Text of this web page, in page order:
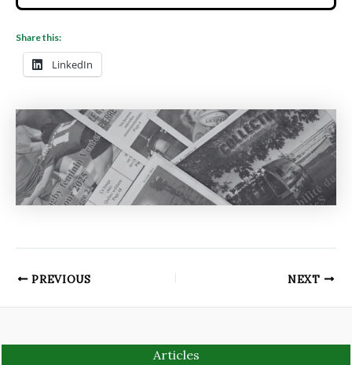
Share this:
LinkedIn
PREVIOUS NEXT
Articles